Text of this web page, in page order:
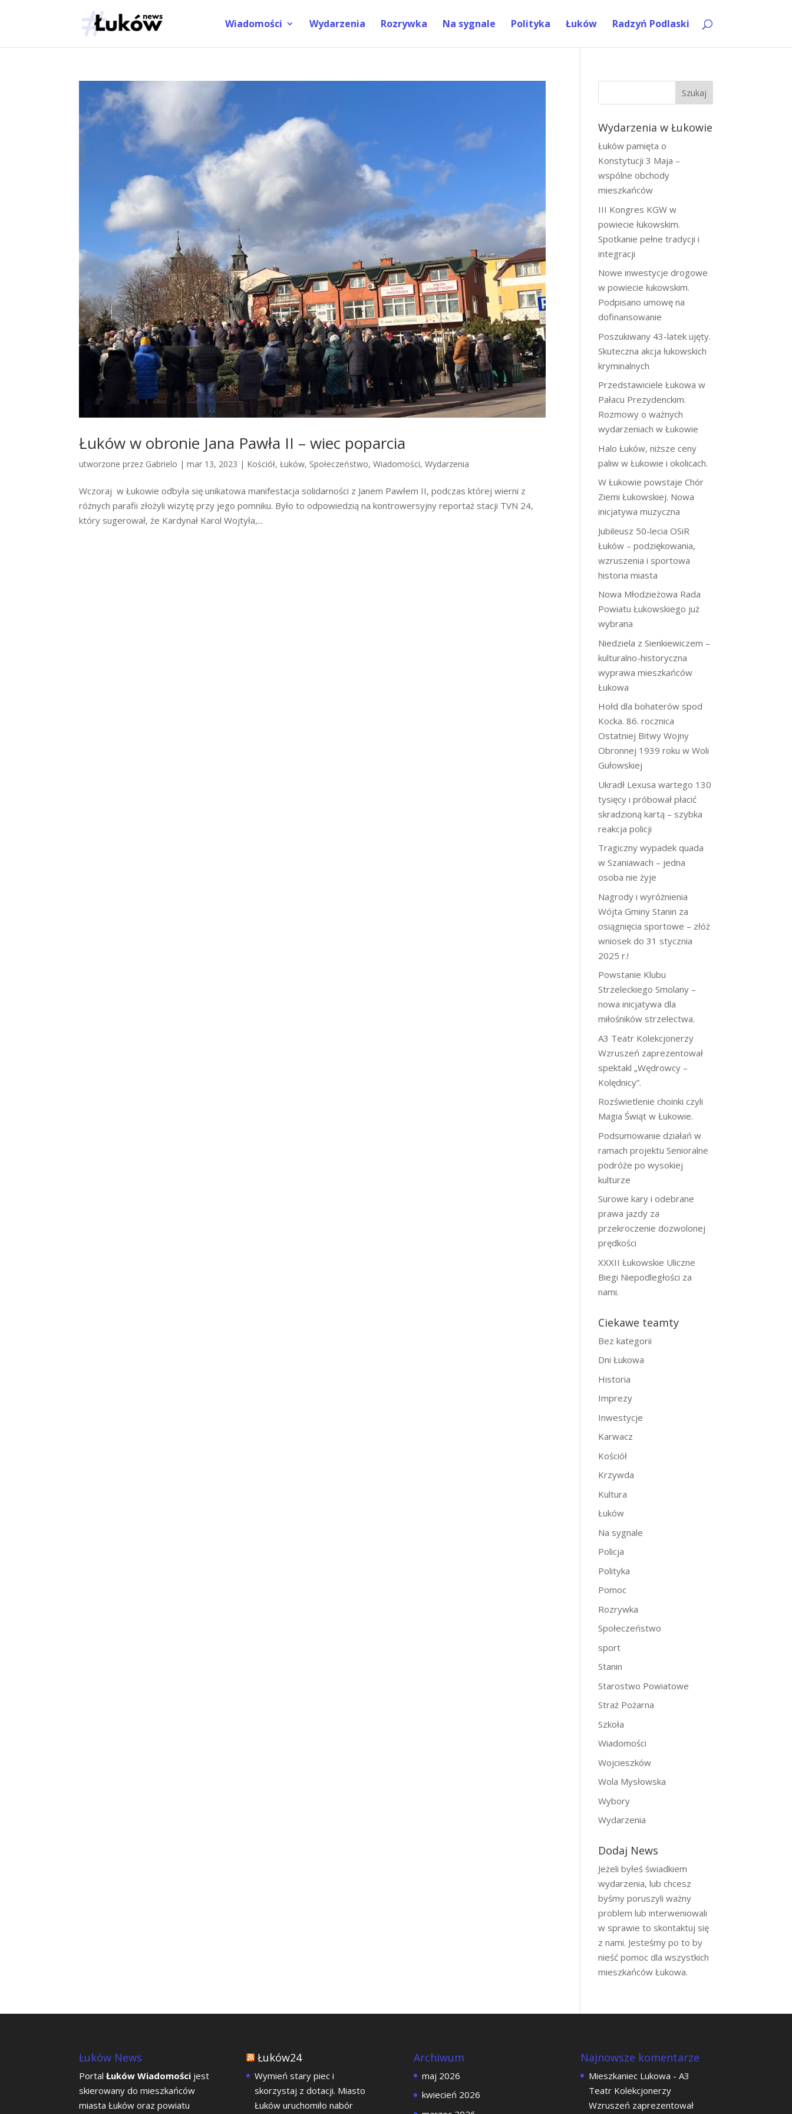
Wiadomości Wydarzenia Rozrywka Na sygnale Polityka Łuków Radzyń Podlaski
Łuków w obronie Jana Pawła II – wiec poparcia
utworzone przez Gabrielo |mar 13, 2023 | Kościół,Łuków, Społeczeństwo,Wiadomości,Wydarzenia
Wczoraj w Łukowie odbyła się unikatowa manifestacja solidarności z Janem Pawłem II, podczas której wierni z
różnych parafii złożyli wizytę przy jego pomniku. Było to odpowiedzią na kontrowersyjny reportaż stacji TVN 24,
który sugerował, że Kardynał Karol Wojtyła,...
Szukaj
Wydarzenia w Łukowie
Łuków pamięta o
Konstytucji 3 Maja –
wspólne obchody
mieszkańców
III Kongres KGW w
powiecie łukowskim.
Spotkanie pełne tradycji i
integracji
Nowe inwestycje drogowe
w powiecie łukowskim.
Podpisano umowę na
dofinansowanie
Poszukiwany 43-latek ujęty.
Skuteczna akcja łukowskich
kryminalnych
Przedstawiciele Łukowa w
Pałacu Prezydenckim.
Rozmowy o ważnych
wydarzeniach w Łukowie
Halo Łuków, niższe ceny
paliw w Łukowie i okolicach.
W Łukowie powstaje Chór
Ziemi Łukowskiej. Nowa
inicjatywa muzyczna
Jubileusz 50-lecia OSiR
Łuków – podziękowania,
wzruszenia i sportowa
historia miasta
Nowa Młodzieżowa Rada
Powiatu Łukowskiego już
wybrana
Niedziela z Sienkiewiczem –
kulturalno-historyczna
wyprawa mieszkańców
Łukowa
Hołd dla bohaterów spod
Kocka. 86. rocznica
Ostatniej Bitwy Wojny
Obronnej 1939 roku w Woli
Gułowskiej
Ukradł Lexusa wartego 130
tysięcy i próbował płacić
skradzioną kartą – szybka
reakcja policji
Tragiczny wypadek quada
w Szaniawach – jedna
osoba nie żyje
Nagrody i wyróżnienia
Wójta Gminy Stanin za
osiągnięcia sportowe – złóż
wniosek do 31 stycznia
2025 r.!
Powstanie Klubu
Strzeleckiego Smolany –
nowa inicjatywa dla
miłośników strzelectwa.
A3 Teatr Kolekcjonerzy
Wzruszeń zaprezentował
spektakl „Wędrowcy –
Kolędnicy”.
Rozświetlenie choinki czyli
Magia Świąt w Łukowie.
Podsumowanie działań w
ramach projektu Senioralne
podróże po wysokiej
kulturze
Surowe kary i odebrane
prawa jazdy za
przekroczenie dozwolonej
prędkości
XXXII Łukowskie Uliczne
Biegi Niepodległości za
nami.
Ciekawe teamty
Bez kategorii
Dni Łukowa
Historia
Imprezy
Inwestycje
Karwacz
Kościół
Krzywda
Kultura
Łuków
Na sygnale
Policja
Polityka
Pomoc
Rozrywka
Społeczeństwo
sport
Stanin
Starostwo Powiatowe
Straż Pożarna
Szkoła
Wiadomości
Wojcieszków
Wola Mysłowska
Wybory
Wydarzenia
Dodaj News
Jeżeli byłeś świadkiem
wydarzenia, lub chcesz
byśmy poruszyli ważny
problem lub interweniowali
w sprawie to skontaktuj się
z nami. Jesteśmy po to by
nieść pomoc dla wszystkich
mieszkańców Łukowa.
Łuków News
PortalŁuków Wiadomości jest
skierowany do mieszkańców
miasta Łuków oraz powiatu
Łuków24
Wymień stary piec i
skorzystaj z dotacji. Miasto
Łuków uruchomiło nabór
Archiwum
maj 2026
kwiecień 2026
Najnowsze komentarze
Mieszkaniec Lukowa -A3
Teatr Kolekcjonerzy
Wzruszeń zaprezentował